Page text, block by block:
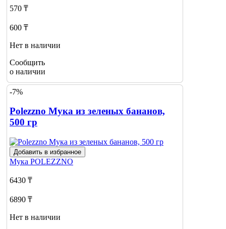
570 ₸
600 ₸
Нет в наличии
Сообщить
о наличии
-7%
Polezzno Мука из зеленых бананов,
500 гр
Добавить в избранное
Мука POLEZZNO
6430 ₸
6890 ₸
Нет в наличии